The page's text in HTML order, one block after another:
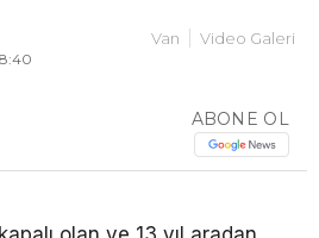
Van Video Galeri
ABONE OL